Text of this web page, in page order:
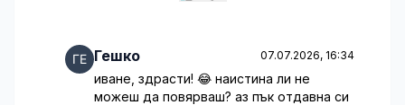
Гешко 07.07.2026, 16:34
иване, здрасти! 😂 наистина ли не
можеш да повярваш? аз пък отдавна си